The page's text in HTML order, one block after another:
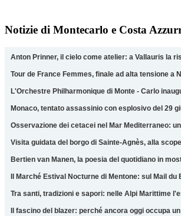
Notizie di Montecarlo e Costa
Anton Prinner, il cielo come atelier: a Vallauris la
Tour de France Femmes, finale ad alta tensione a
L'Orchestre Philharmonique di Monte - Carlo
Monaco, tentato assassinio con esplosivo del 29
Osservazione dei cetacei nel Mar Mediterraneo:
Visita guidata del borgo di Sainte-Agnès, alla
Bertien van Manen, la poesia del quotidiano in
Il Marché Estival Nocturne di Mentone: sul Mail
Tra santi, tradizioni e sapori: nelle Alpi Marittime
Il fascino del blazer: perché ancora oggi occupa